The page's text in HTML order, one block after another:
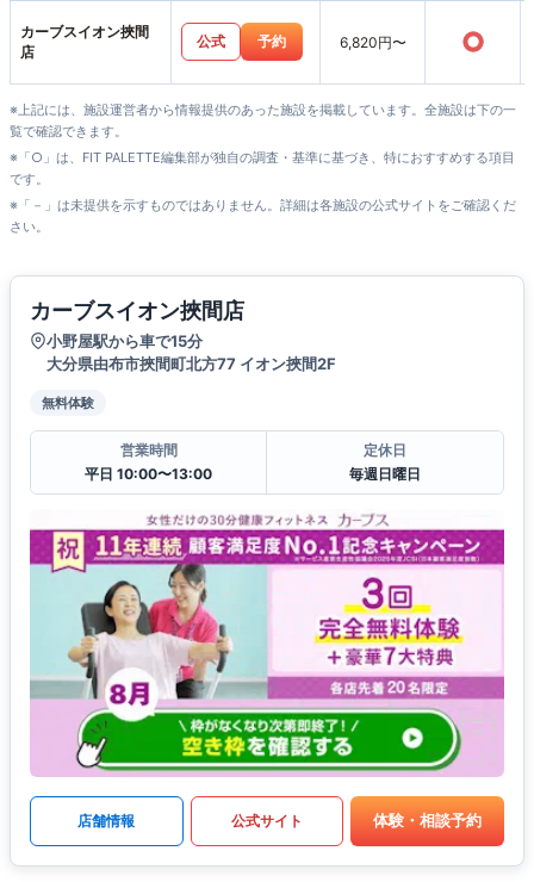
カーブスイオン挾間
店
公式 予約 6,820円〜 ○
※上記には、施設運営者から情報提供のあった施設を掲載しています。全施設は下の一
覧で確認できます。
※「○」は、FIT PALETTE編集部が独自の調査・基準に基づき、特におすすめする項目
です。
※「－」は未提供を示すものではありません。詳細は各施設の公式サイトをご確認くだ
さい。
カーブスイオン挾間店
小野屋駅から車で15分
大分県由布市挾間町北方77 イオン挾間2F
無料体験
営業時間
平日 10:00〜13:00
定休日
毎週日曜日
店舗情報 公式サイト 体験・相談予約